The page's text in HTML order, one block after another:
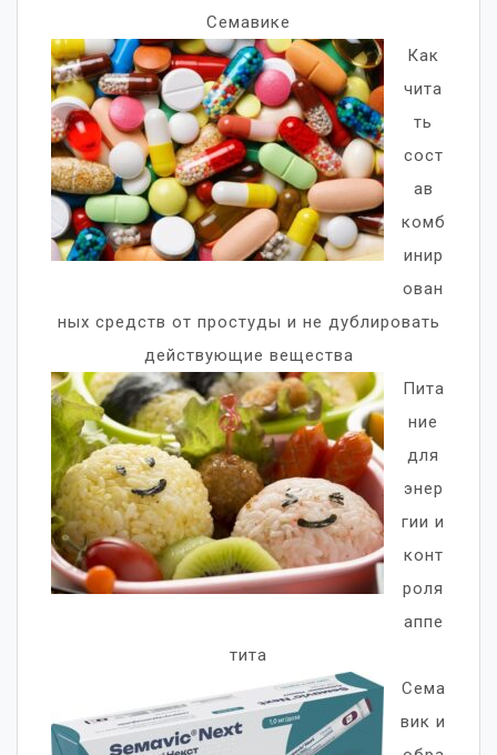
Семавике
Как
чита
ть
сост
ав
комб
инир
ован
ных средств от простуды и не дублировать
действующие вещества
Пита
ние
для
энер
гии и
конт
роля
аппе
тита
Сема
вик и